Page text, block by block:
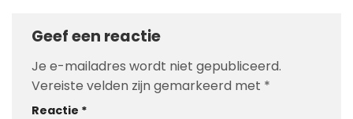
Geef een reactie
Je e-mailadres wordt niet gepubliceerd.
Vereiste velden zijn gemarkeerd met *
Reactie *